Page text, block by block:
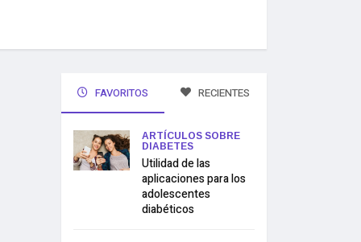
FAVORITOS RECIENTES
ARTÍCULOS SOBRE
DIABETES
Utilidad de las
aplicaciones para los
adolescentes
diabéticos